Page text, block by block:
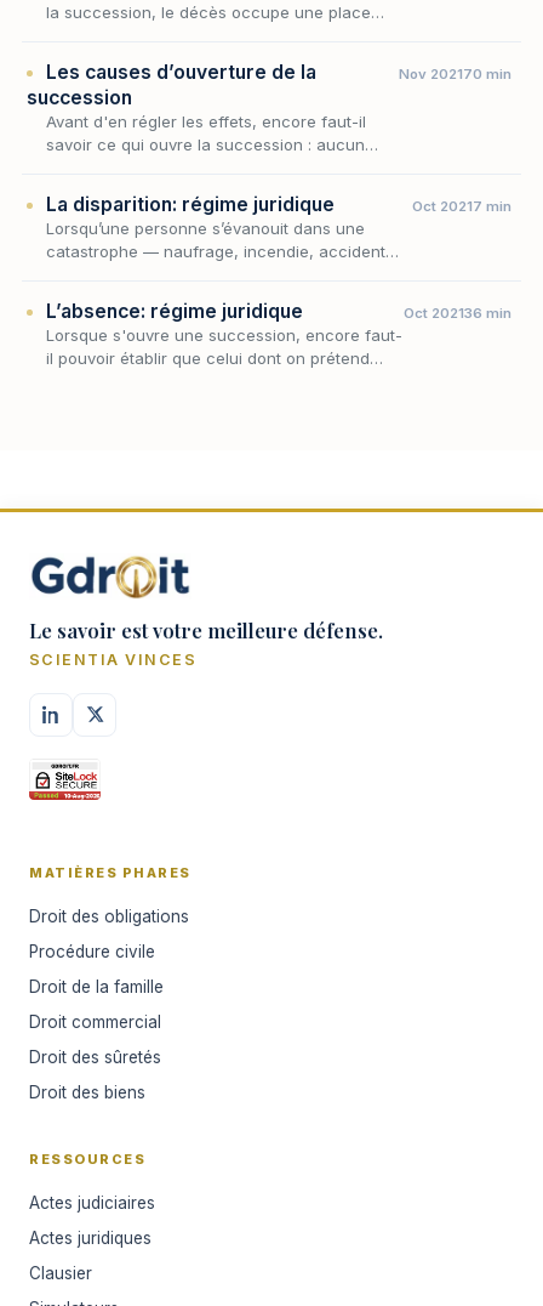
la succession, le décès occupe une place
partant, l'en…
Les causes d’ouverture de la
succession
Avant d'en régler les effets, encore faut-il
savoir ce qui ouvre la succession : aucun
départ. Au sein…
Nov 202170 min
La disparition: régime juridique
Lorsqu’une personne s’évanouit dans une
catastrophe — naufrage, incendie, accident
le…
Oct 20217 min
L’absence: régime juridique
Lorsque s'ouvre une succession, encore faut-
il pouvoir établir que celui dont on prétend
Oct 202136 min
Le savoir est votre meilleure défense.
SCIENTIA VINCES
MATIÈRES PHARES
Droit des obligations
Procédure civile
Droit de la famille
Droit commercial
Droit des sûretés
Droit des biens
RESSOURCES
Actes judiciaires
Actes juridiques
Clausier